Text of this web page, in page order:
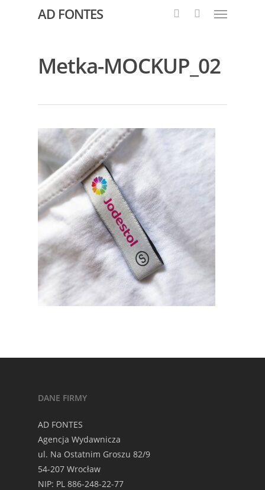
AD FONTES
Metka-MOCKUP_02
DANE FIRMY
AD FONTES
Agencja Wydawnicza
ul. Na Ostatnim Groszu 82/9
54-207 Wrocław
NIP: PL 886-248-22-77